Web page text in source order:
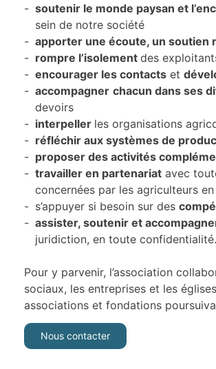
soutenir le monde paysan et
sein de notre société
apporter une écoute, un soutien
rompre l’isolement des
encourager les contacts et
accompagner chacun dans ses
devoirs
interpeller les organisations
réfléchir aux systèmes de
proposer des activités
travailler en partenariat avec
concernées par les agriculteurs
s’appuyer si besoin sur des
assister, soutenir et
juridiction, en toute confidentialité.
Pour y parvenir, l’association
sociaux, les entreprises et les
associations et fondations
Nous contacter